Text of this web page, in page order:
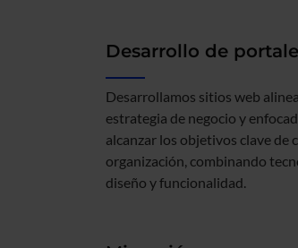
Desarrollo de
Desarrollamos sitios web
estrategia de negocio y
alcanzar los objetivos clave de
organización, combinando
diseño y funcionalidad.